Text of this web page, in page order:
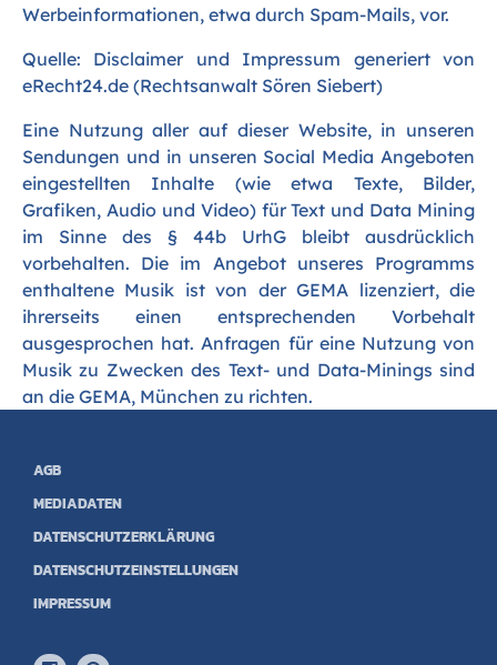
Werbeinformationen, etwa durch Spam-Mails, vor.
Quelle: Disclaimer und Impressum generiert von
eRecht24.de (Rechtsanwalt Sören Siebert)
Eine Nutzung aller auf dieser Website, in unseren
Sendungen und in unseren Social Media Angeboten
eingestellten Inhalte (wie etwa Texte, Bilder,
Grafiken, Audio und Video) für Text und Data Mining
im Sinne des § 44b UrhG bleibt ausdrücklich
vorbehalten. Die im Angebot unseres Programms
enthaltene Musik ist von der GEMA lizenziert, die
ihrerseits einen entsprechenden Vorbehalt
ausgesprochen hat. Anfragen für eine Nutzung von
Musik zu Zwecken des Text- und Data-Minings sind
an die GEMA, München zu richten.
AGB
MEDIADATEN
DATENSCHUTZERKLÄRUNG
DATENSCHUTZEINSTELLUNGEN
IMPRESSUM